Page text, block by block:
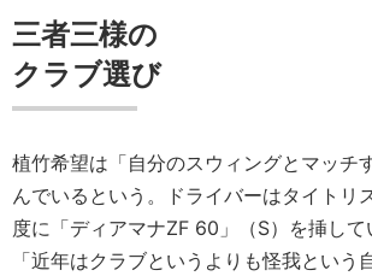
三者三様の
クラブ選び
植竹希望は「自分のスウィングとマッチ
んでいるという。ドライバーはタイトリ
度に「ディアマナZF 60」（S）を挿して
「近年はクラブというよりも怪我という